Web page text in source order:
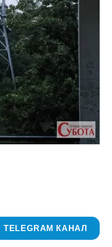
КАНАЛ